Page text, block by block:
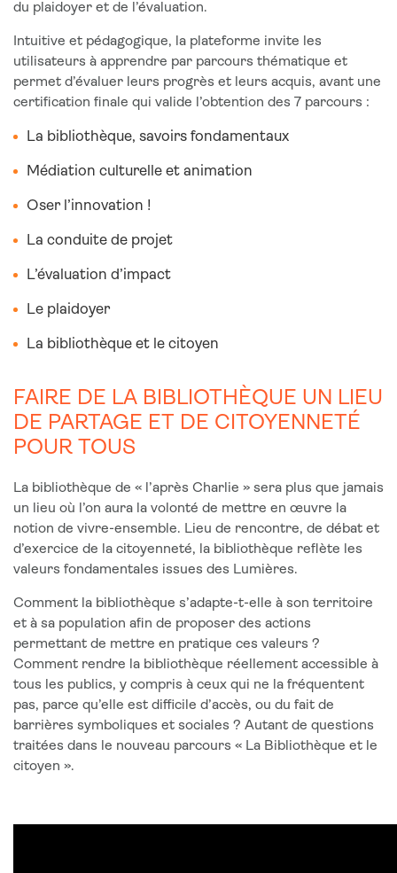
du plaidoyer et de l’évaluation.
Intuitive et pédagogique, la plateforme invite les
utilisateurs à apprendre par parcours thématique et
permet d’évaluer leurs progrès et leurs acquis, avant une
certification finale qui valide l’obtention des 7 parcours :
La bibliothèque, savoirs fondamentaux
Médiation culturelle et animation
Oser l’innovation !
La conduite de projet
L’évaluation d’impact
Le plaidoyer
La bibliothèque et le citoyen
FAIRE DE LA BIBLIOTHÈQUE UN LIEU
DE PARTAGE ET DE CITOYENNETÉ
POUR TOUS
La bibliothèque de « l’après Charlie » sera plus que jamais
un lieu où l’on aura la volonté de mettre en œuvre la
notion de vivre-ensemble. Lieu de rencontre, de débat et
d’exercice de la citoyenneté, la bibliothèque reflète les
valeurs fondamentales issues des Lumières.
Comment la bibliothèque s’adapte-t-elle à son territoire
et à sa population afin de proposer des actions
permettant de mettre en pratique ces valeurs ?
Comment rendre la bibliothèque réellement accessible à
tous les publics, y compris à ceux qui ne la fréquentent
pas, parce qu’elle est difficile d’accès, ou du fait de
barrières symboliques et sociales ? Autant de questions
traitées dans le nouveau parcours « La Bibliothèque et le
citoyen ».